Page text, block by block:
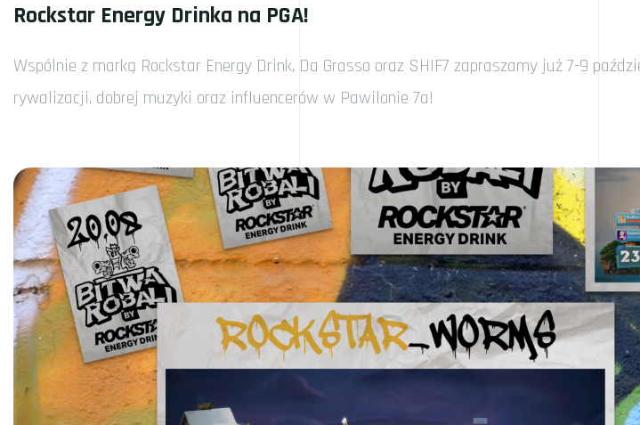
Rockstar Energy Drinka na PGA!
Wspólnie z marką Rockstar Energy Drink, Da Grasso oraz SHIF7 zapraszamy już 7-9
rywalizacji, dobrej muzyki oraz influencerów w Pawilonie 7a!